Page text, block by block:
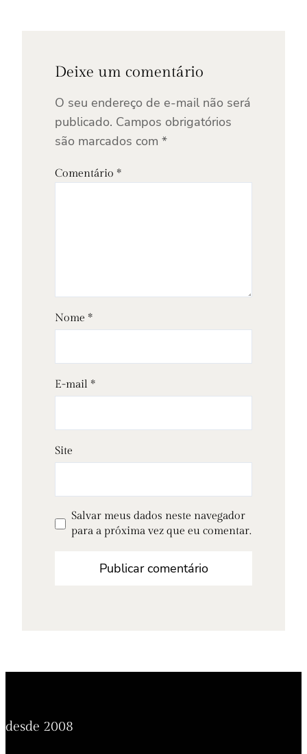
Deixe um comentário
O seu endereço de e-mail não será
publicado. Campos obrigatórios
são marcados com *
Comentário *
Nome *
E-mail *
Site
Salvar meus dados neste navegador
para a próxima vez que eu comentar.
desde 2008